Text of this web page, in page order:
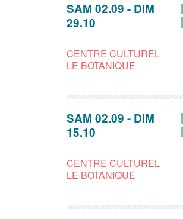
SAM 02.09 - DIM
29.10
CENTRE CULTUREL
LE BOTANIQUE
SAM 02.09 - DIM
15.10
CENTRE CULTUREL
LE BOTANIQUE